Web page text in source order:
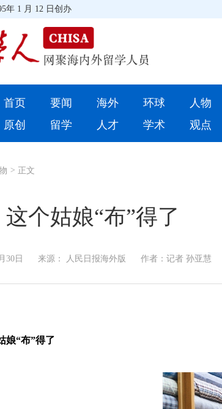
人物
更多数据
年 1 月 12 日创办
首页 要闻 海外 环球 人物
原创
留学 人才 学术 观点
> 正文
个姑娘“布”得了
30日 来源： 人民日报海外版 作者：记者 孙亚慧
“布”得了